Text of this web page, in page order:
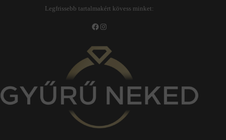
Legfrissebb tartalmakért kövess minket:
Facebook
Instagram